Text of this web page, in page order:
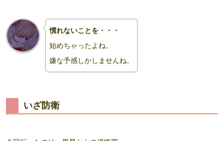
慣れないことを・・・
始めちゃったよね。
嫌な予感しかしませんね。
いざ防衛